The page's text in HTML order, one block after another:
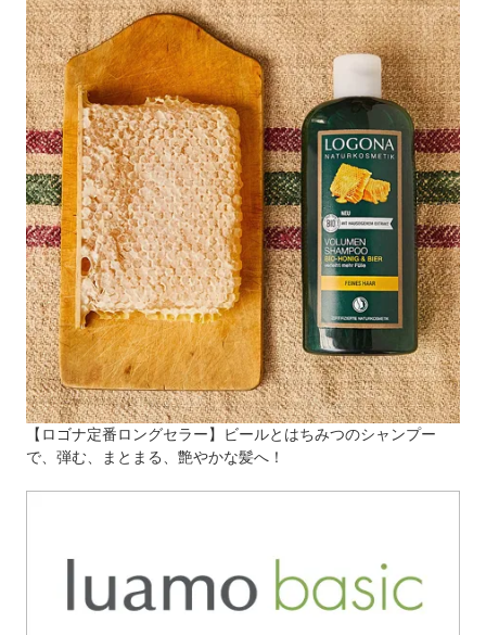
【ロゴナ定番ロングセラー】ビールとはちみつのシャンプー
で、弾む、まとまる、艶やかな髪へ！